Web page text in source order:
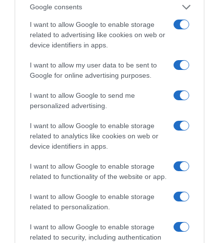
Google consents
I want to allow Google to enable storage
related to advertising like cookies on web or
device identifiers in apps.
I want to allow my user data to be sent to
Google for online advertising purposes.
I want to allow Google to send me
personalized advertising.
I want to allow Google to enable storage
related to analytics like cookies on web or
device identifiers in apps.
I want to allow Google to enable storage
related to functionality of the website or app.
I want to allow Google to enable storage
related to personalization.
I want to allow Google to enable storage
related to security, including authentication
Ασημένιο μετάλλιο η Ρούσσου στα 800 μ. στο
Παγκόσμιο Κ20
Ν. Γρηγοράκου: Ένας «πολιτισμένος» κυβερνητικός
διάλογος
Σπ. Τσιτσίγκος: Η τρομοκρατία μετά την
«απομυθοποίησή» της
Λ. Κυρίζογλου: Οι δήμοι χρειάζονται 5,5 δισ. τον
χρόνο, για να μην «μπαίνουν μέσα»
Β. Κορκίδης: Ο δρόμος προς τη ΔΕΘ περνά μέσα από
την πραγματική οικονομία